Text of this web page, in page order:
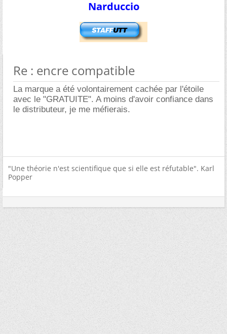
Narduccio
Re : encre compatible
La marque a été volontairement cachée par l'étoile
avec le "GRATUITE". A moins d'avoir confiance dans
le distributeur, je me méfierais.
"Une théorie n'est scientifique que si elle est réfutable". Karl
Popper